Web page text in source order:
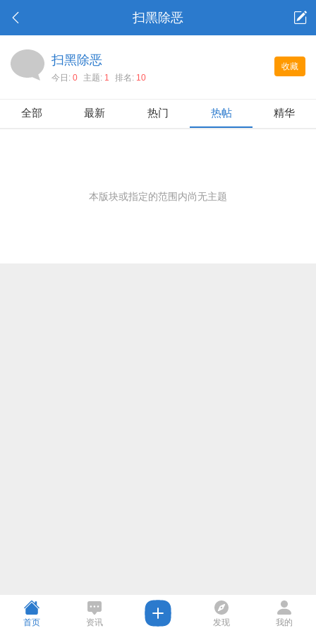
扫黑除恶
收藏
扫黑除恶
今日: 0 主题: 1 排名: 10
全部 最新 热门 热帖 精华
本版块或指定的范围内尚无主题
首页 资讯 发现 我的